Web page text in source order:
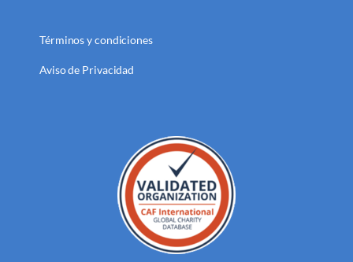
Términos y condiciones
Aviso de Privacidad